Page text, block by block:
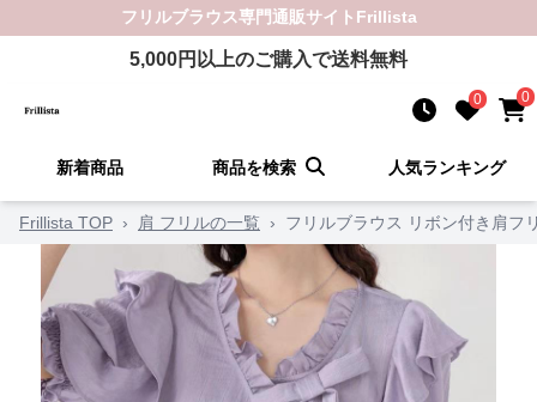
フリルブラウス専門通販サイト Frillista
5,000円以上のご購入で送料無料
0 0
新着商品 商品を検索 人気ランキング
Frillista TOP › 肩 フリルの一覧 › フリルブラウス リボン付き肩フ